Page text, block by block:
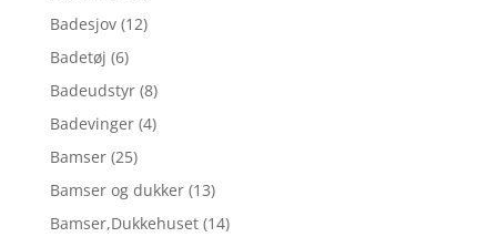
Badesjov (12)
Badetøj (6)
Badeudstyr (8)
Badevinger (4)
Bamser (25)
Bamser og dukker (13)
Bamser,Dukkehuset (14)